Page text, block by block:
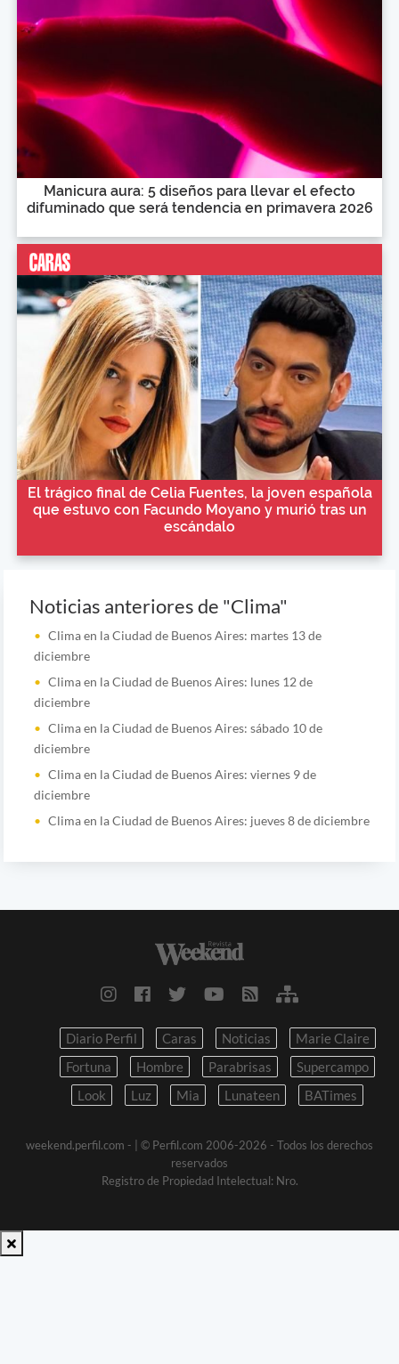
Manicura aura: 5 diseños para llevar el efecto
difuminado que será tendencia en primavera 2026
El trágico final de Celia Fuentes, la joven española
que estuvo con Facundo Moyano y murió tras un
escándalo
Noticias anteriores de "Clima"
Clima en la Ciudad de Buenos Aires: martes 13 de
diciembre
Clima en la Ciudad de Buenos Aires: lunes 12 de
diciembre
Clima en la Ciudad de Buenos Aires: sábado 10 de
diciembre
Clima en la Ciudad de Buenos Aires: viernes 9 de
diciembre
Clima en la Ciudad de Buenos Aires: jueves 8 de diciembre
Diario Perfil Caras Noticias
Marie Claire
Fortuna
Hombre Parabrisas
Supercampo
Look
Luz Mia Lunateen BATimes
weekend.perfil.com -
| © Perfil.com 2006-2026 - Todos los derechos
reservados
Registro de Propiedad Intelectual: Nro.